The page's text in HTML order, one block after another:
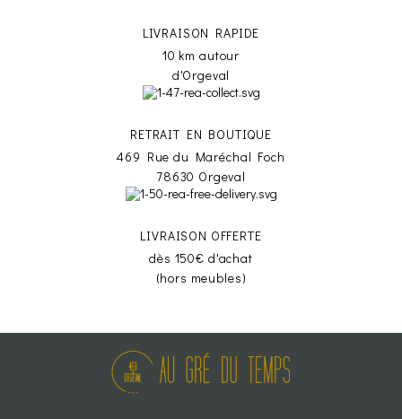
LIVRAISON RAPIDE
10 km autour
d'Orgeval
RETRAIT EN BOUTIQUE
469 Rue du Maréchal Foch
78630 Orgeval
LIVRAISON OFFERTE
dès 150€ d'achat
(hors meubles)